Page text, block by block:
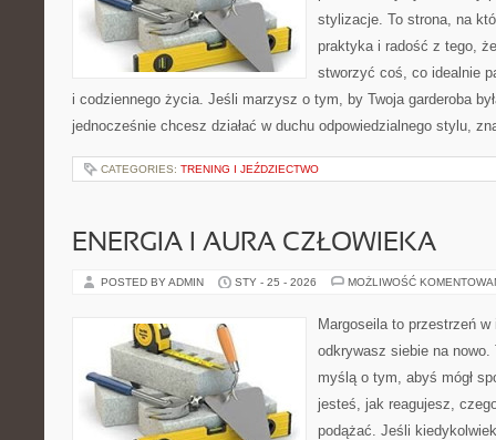
stylizacje. To strona, na
praktyka i radość z tego,
stworzyć coś, co idealnie
i codziennego życia. Jeśli marzysz o tym, by Twoja garderoba
jednocześnie chcesz działać w duchu odpowiedzialnego stylu,
CATEGORIES: TRENING I JEŹDZIECTWO
ENERGIA I AURA CZŁOWIEKA
POSTED BY ADMIN STY - 25 - 2026 MOŻLIWOŚĆ
Margoseila to przestrzeń
odkrywasz siebie na nowo.
myślą o tym, abyś mógł
jesteś, jak reagujesz,
podążać. Jeśli